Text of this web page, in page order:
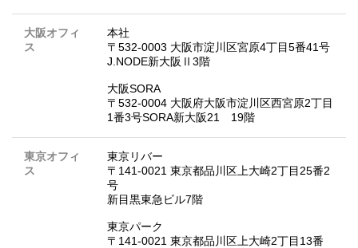
大阪オフィ
ス
本社
〒532-0003 大阪市淀川区宮原4丁目5番41号
J.NODE新大阪Ⅱ3階
大阪SORA
〒532-0004 大阪府大阪市淀川区西宮原2丁目
1番3号SORA新大阪21 19階
東京オフィ
ス
東京リバー
〒141-0021 東京都品川区上大崎2丁目25番2
号
新目黒東急ビル7階
東京パーク
〒141-0021 東京都品川区上大崎2丁目13番